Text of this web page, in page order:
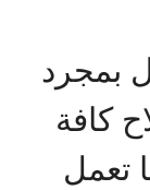
بمجرد
كافة
تعمل